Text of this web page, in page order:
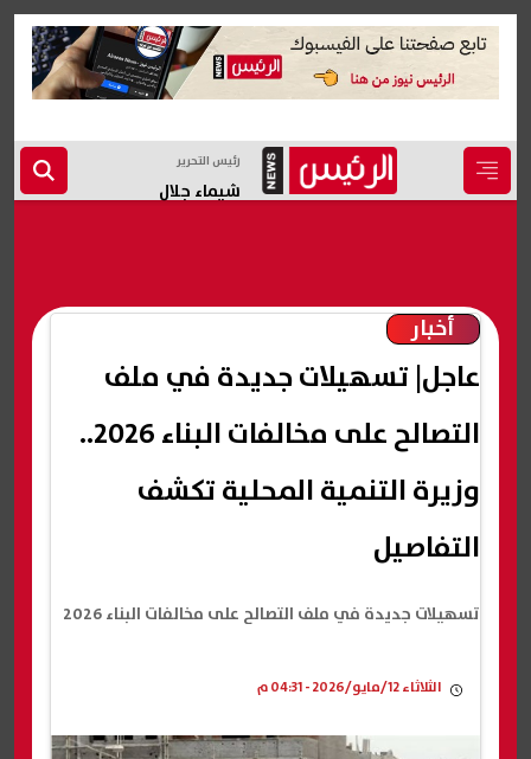
رئيس التحرير
شيماء جلال
أخبار
تسهيلات جديدة في ملف التصالح على مخالفات البناء 2026
عاجل| تسهيلات جديدة في ملف
التصالح على مخالفات البناء 2026..
وزيرة التنمية المحلية تكشف
التفاصيل
الثلاثاء 12/مايو/2026 - 04:31 م